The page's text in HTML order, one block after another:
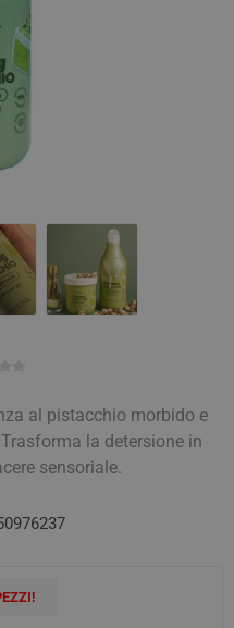
al pistacchio morbido e
la detersione in
sensoriale.